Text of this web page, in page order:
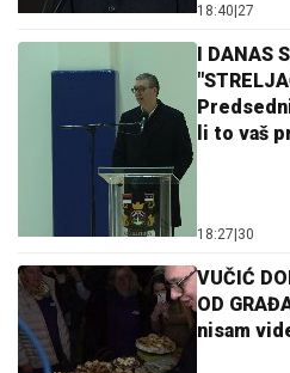
18:40|27
I DANAS
li to vaš
18:27|30
VUČIĆ
OD
nisam